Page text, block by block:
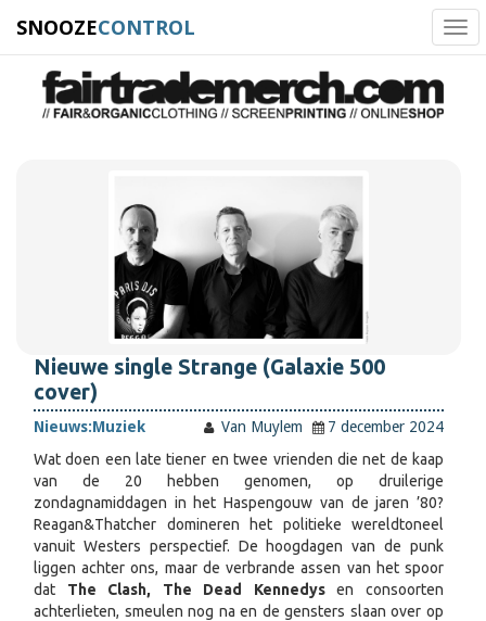
SNOOZECONTROL
Nieuwe single Strange (Galaxie 500
cover)
Nieuws:Muziek Van Muylem
7 december 2024
Wat doen een late tiener en twee vrienden die net de kaap
van de 20 hebben genomen, op druilerige
zondagnamiddagen in het Haspengouw van de jaren ’80?
Reagan&Thatcher domineren het politieke wereldtoneel
vanuit Westers perspectief. De hoogdagen van de punk
liggen achter ons, maar de verbrande assen van het spoor
dat The Clash, The Dead Kennedysen consoorten
achterlieten, smeulen nog na en de gensters slaan over op